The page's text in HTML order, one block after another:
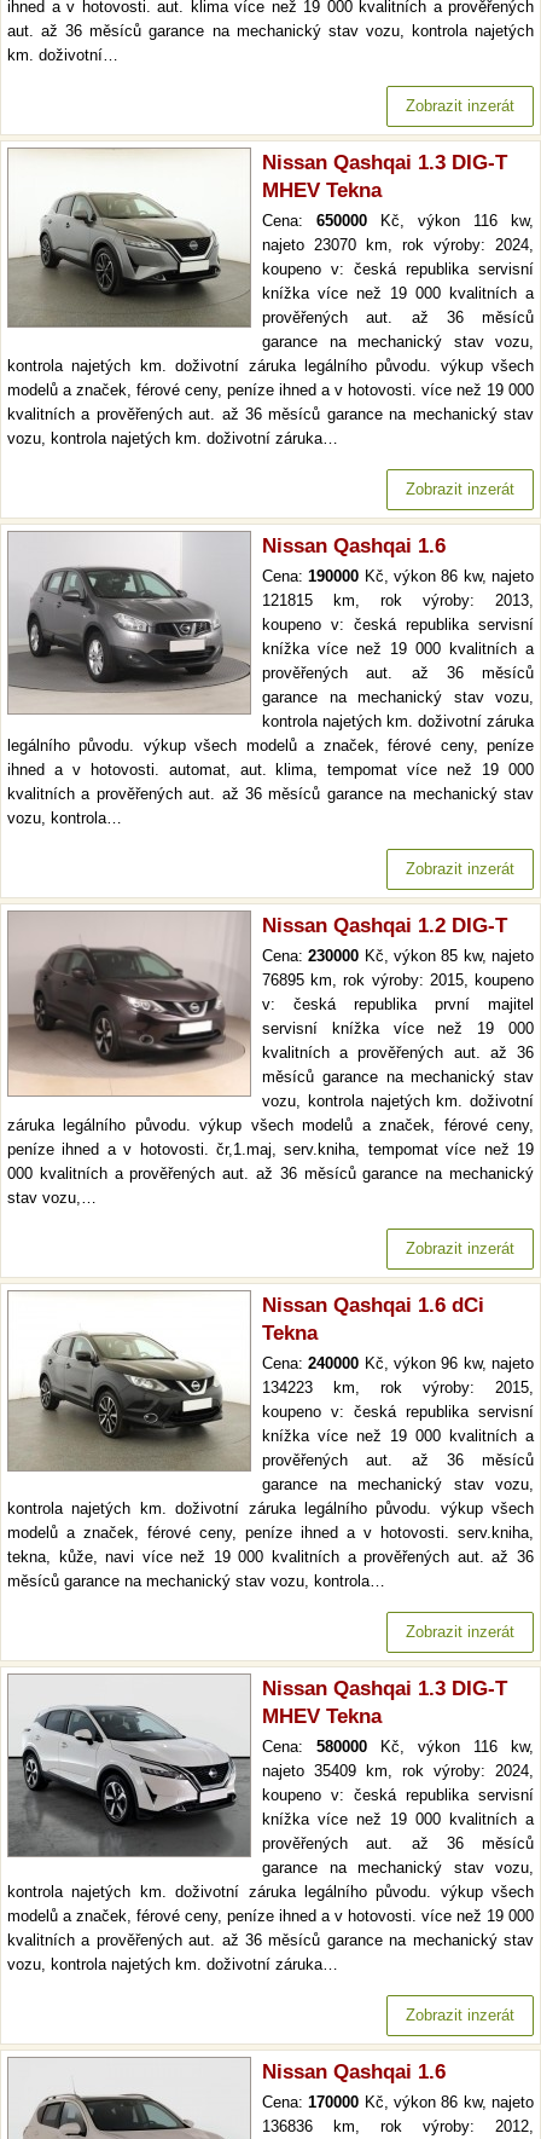
ihned a v hotovosti. aut. klima více než 19 000 kvalitních a prověřených
aut. až 36 měsíců garance na mechanický stav vozu, kontrola najetých
km. doživotní…
Zobrazit inzerát
Nissan Qashqai 1.3 DIG-T
MHEV Tekna
Cena: 650000 Kč, výkon 116 kw,
najeto 23070 km, rok výroby: 2024,
koupeno v: česká republika servisní
knížka více než 19 000 kvalitních a
prověřených aut. až 36 měsíců
garance na mechanický stav vozu,
kontrola najetých km. doživotní záruka legálního původu. výkup všech
modelů a značek, férové ceny, peníze ihned a v hotovosti. více než 19 000
kvalitních a prověřených aut. až 36 měsíců garance na mechanický stav
vozu, kontrola najetých km. doživotní záruka…
Zobrazit inzerát
Nissan Qashqai 1.6
Cena:190000 Kč, výkon 86 kw, najeto
121815 km, rok výroby: 2013,
koupeno v: česká republika servisní
knížka více než 19 000 kvalitních a
prověřených aut. až 36 měsíců
garance na mechanický stav vozu,
kontrola najetých km. doživotní záruka
legálního původu. výkup všech modelů a značek, férové ceny, peníze
ihned a v hotovosti. automat, aut. klima, tempomat více než 19 000
kvalitních a prověřených aut. až 36 měsíců garance na mechanický stav
vozu, kontrola…
Zobrazit inzerát
Nissan Qashqai 1.2 DIG-T
Cena:230000 Kč, výkon 85 kw, najeto
76895 km, rok výroby: 2015, koupeno
v: česká republika první majitel
servisní knížka více než 19 000
kvalitních a prověřených aut. až 36
měsíců garance na mechanický stav
vozu, kontrola najetých km. doživotní
záruka legálního původu. výkup všech modelů a značek, férové ceny,
peníze ihned a v hotovosti. čr,1.maj, serv.kniha, tempomat více než 19
000 kvalitních a prověřených aut. až 36 měsíců garance na mechanický
stav vozu,…
Zobrazit inzerát
Nissan Qashqai 1.6 dCi
Tekna
Cena:240000 Kč, výkon 96 kw, najeto
134223 km, rok výroby: 2015,
koupeno v: česká republika servisní
knížka více než 19 000 kvalitních a
prověřených aut. až 36 měsíců
garance na mechanický stav vozu,
kontrola najetých km. doživotní záruka legálního původu. výkup všech
modelů a značek, férové ceny, peníze ihned a v hotovosti. serv.kniha,
tekna, kůže, navi více než 19 000 kvalitních a prověřených aut. až 36
měsíců garance na mechanický stav vozu, kontrola…
Zobrazit inzerát
Nissan Qashqai 1.3 DIG-T
MHEV Tekna
Cena: 580000 Kč, výkon 116 kw,
najeto 35409 km, rok výroby: 2024,
koupeno v: česká republika servisní
knížka více než 19 000 kvalitních a
prověřených aut. až 36 měsíců
garance na mechanický stav vozu,
kontrola najetých km. doživotní záruka legálního původu. výkup všech
modelů a značek, férové ceny, peníze ihned a v hotovosti. více než 19 000
kvalitních a prověřených aut. až 36 měsíců garance na mechanický stav
vozu, kontrola najetých km. doživotní záruka…
Zobrazit inzerát
Nissan Qashqai 1.6
Cena:170000 Kč, výkon 86 kw, najeto
136836 km, rok výroby: 2012,